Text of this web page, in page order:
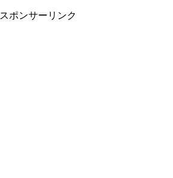
スポンサーリンク